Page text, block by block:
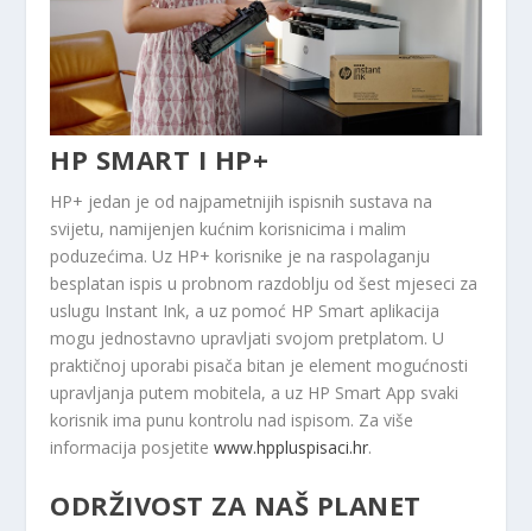
HP SMART I HP+
HP+ jedan je od najpametnijih ispisnih sustava na
svijetu, namijenjen kućnim korisnicima i malim
poduzećima. Uz HP+ korisnike je na raspolaganju
besplatan ispis u probnom razdoblju od šest mjeseci za
uslugu Instant Ink, a uz pomoć HP Smart aplikacija
mogu jednostavno upravljati svojom pretplatom. U
praktičnoj uporabi pisača bitan je element mogućnosti
upravljanja putem mobitela, a uz HP Smart App svaki
korisnik ima punu kontrolu nad ispisom. Za više
informacija posjetitewww.hppluspisaci.hr.
ODRŽIVOST ZA NAŠ PLANET